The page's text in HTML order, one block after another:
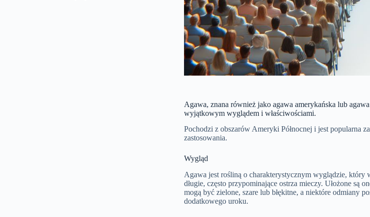
Agawa, znana również jako agawa amerykańska lub
wyjątkowym wyglądem i właściwościami.
Pochodzi z obszarów Ameryki Północnej i jest popularna
zastosowania.
Wygląd
Agawa jest rośliną o charakterystycznym wyglądzie, który
długie, często przypominające ostrza mieczy. Ułożone są
mogą być zielone, szare lub błękitne, a niektóre odmiany
dodatkowego uroku.